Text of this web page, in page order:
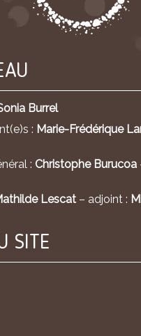
Burrel
: Marie-Frédérique
: Christophe Burucoa
Lescat – adjoint :
SITE